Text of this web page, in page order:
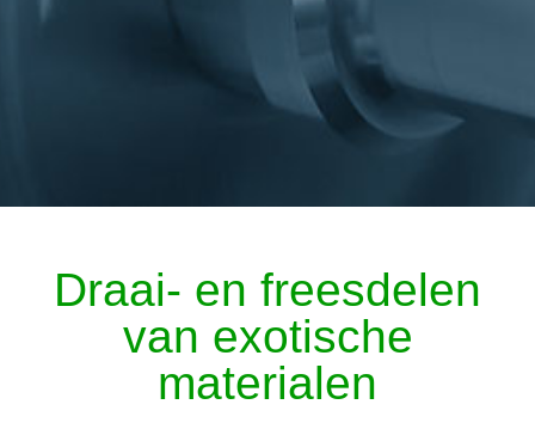
Draai- en freesdelen
van exotische
materialen